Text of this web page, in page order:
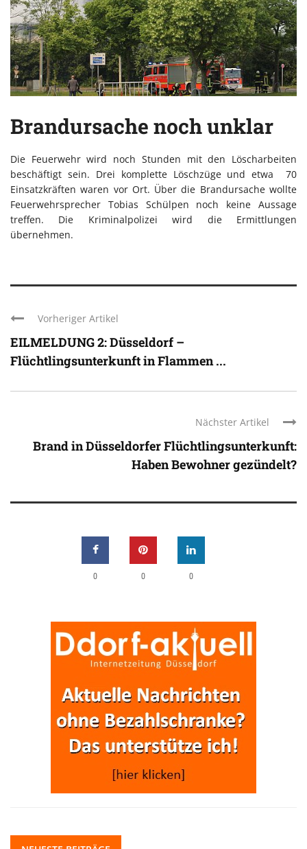
Brandursache noch unklar
Die Feuerwehr wird noch Stunden mit den Löscharbeiten
beschäftigt sein. Drei komplette Löschzüge und etwa 70
Einsatzkräften waren vor Ort. Über die Brandursache wollte
Feuerwehrsprecher Tobias Schülpen noch keine Aussage
treffen. Die Kriminalpolizei wird die Ermittlungen
übernehmen.
Vorheriger Artikel
EILMELDUNG 2: Düsseldorf –
Flüchtlingsunterkunft in Flammen ...
Nächster Artikel
Brand in Düsseldorfer Flüchtlingsunterkunft:
Haben Bewohner gezündelt?
0 0 0